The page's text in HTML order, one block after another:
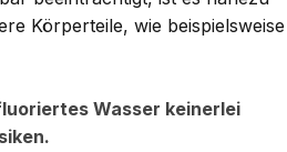
Körperteile, wie beispielsweise
Wasser keinerlei